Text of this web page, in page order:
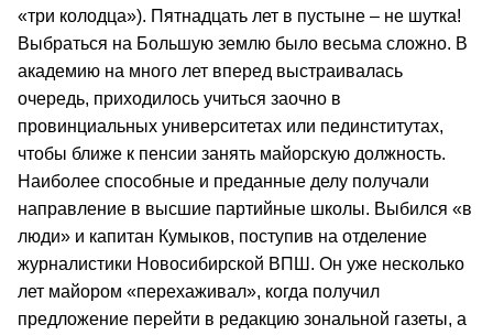
«три колодца»). Пятнадцать лет в пустыне – не шутка!
Выбраться на Большую землю было весьма сложно. В
академию на много лет вперед выстраивалась
очередь, приходилось учиться заочно в
провинциальных университетах или пединститутах,
чтобы ближе к пенсии занять майорскую должность.
Наиболее способные и преданные делу получали
направление в высшие партийные школы. Выбился «в
люди» и капитан Кумыков, поступив на отделение
журналистики Новосибирской ВПШ. Он уже несколько
лет майором «перехаживал», когда получил
предложение перейти в редакцию зональной газеты, а